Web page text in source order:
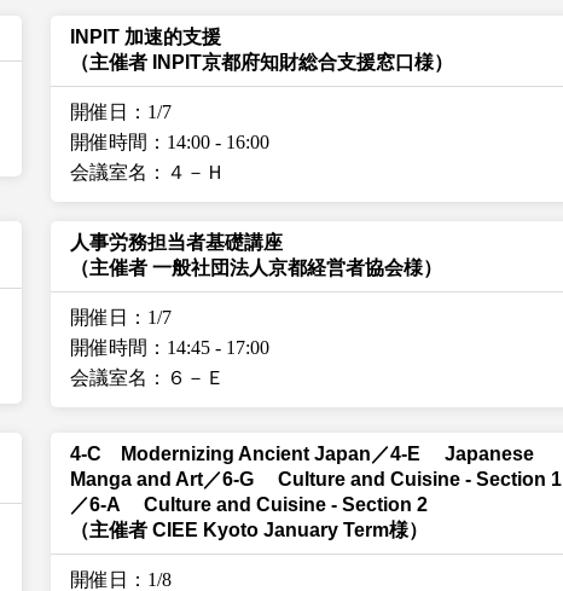
INPIT 加速的支援
（主催者 INPIT京都府知財総合支援窓口様）
開催日：1/7
開催時間：14:00 - 16:00
会議室名：４－Ｈ
人事労務担当者基礎講座
（主催者 一般社団法人京都経営者協会様）
開催日：1/7
開催時間：14:45 - 17:00
会議室名：６－Ｅ
4-C Modernizing Ancient Japan／4-E Japanese
Manga and Art／6-G Culture and Cuisine - Section 1
／6-A Culture and Cuisine - Section 2
（主催者 CIEE Kyoto January Term様）
開催日：1/8